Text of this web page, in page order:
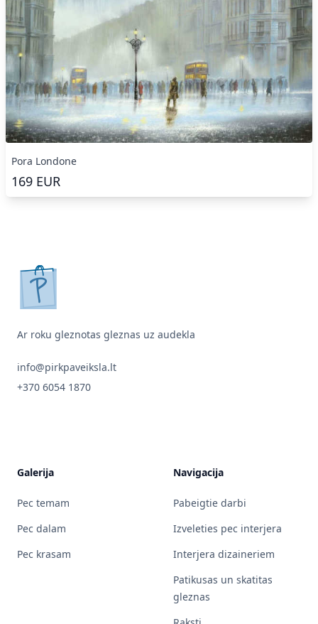
Pora Londone
169 EUR
pirkpaveiksla.lt
Ar roku gleznotas gleznas uz audekla
info@pirkpaveiksla.lt
+370 6054 1870
Galerija
Pec temam
Pec dalam
Pec krasam
Navigacija
Pabeigtie darbi
Izveleties pec interjera
Interjera dizaineriem
Patikusas un skatitas
gleznas